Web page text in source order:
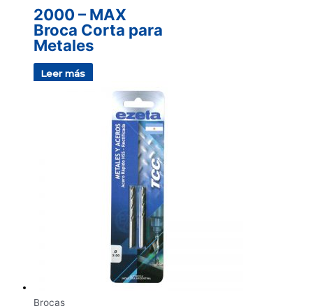
2000 – MAX
Broca Corta para
Metales
Leer más
Brocas